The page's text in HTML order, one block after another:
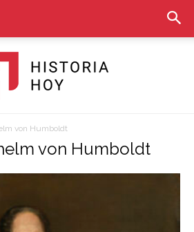
Historia
von Humboldt
von Humboldt